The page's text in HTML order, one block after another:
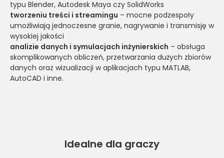
typu Blender, Autodesk Maya czy SolidWorks
tworzeniu treści i streamingu – mocne podzespoły
umożliwiają jednoczesne granie, nagrywanie i transmisję w
wysokiej jakości
analizie danych i symulacjach inżynierskich – obsługa
skomplikowanych obliczeń, przetwarzania dużych zbiorów
danych oraz wizualizacji w aplikacjach typu MATLAB,
AutoCAD i inne.
Idealne dla graczy